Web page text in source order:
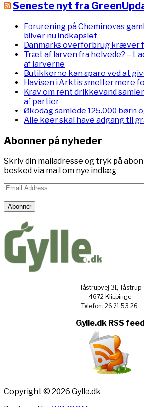
Seneste nyt fra
Forurening på Cheminovas
bliver nu indkapslet
Danmarks overforbrug kræver
Træt af larven fra helvede? –
af larverne
Butikkerne kan spare ved at
Havisen i Arktis smelter mere
Krav om rent drikkevand
af partier
Økodag samlede 125.000 børn
Alle køer skal have adgang til
Abonner på nyheder
Skriv din mailadresse og tryk på
besked via mail om nye indlæg
Email
Abonnér
Tåstrupvej 31, Tåstrup
4672 Klippinge
Telefon: 26 21 53 26
Gylle.dk RSS feed
Copyright © 2026 Gylle.dk